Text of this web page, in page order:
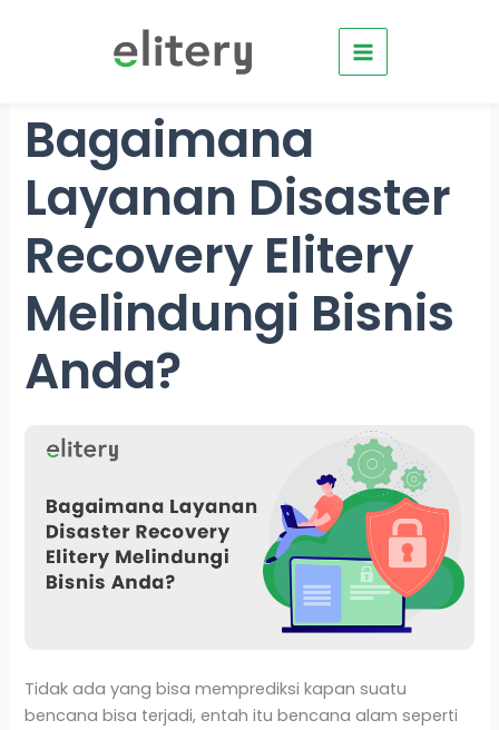
Bagaimana
Layanan Disaster
Recovery Elitery
Melindungi Bisnis
Anda?
Tidak ada yang bisa memprediksi kapan suatu
bencana bisa terjadi, entah itu bencana alam seperti